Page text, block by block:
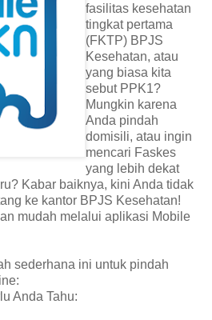
fasilitas kesehatan
tingkat pertama
(FKTP) BPJS
Kesehatan, atau
yang biasa kita
sebut PPK1?
Mungkin karena
Anda pindah
domisili, atau ingin
mencari Faskes
yang lebih dekat
Kabar baiknya, kini Anda tidak
ke kantor BPJS Kesehatan!
mudah melalui aplikasi Mobile
sederhana ini untuk pindah
Anda Tahu: